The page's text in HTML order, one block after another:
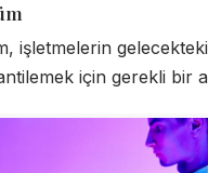
işletmelerin gelecekteki
için gerekli bir